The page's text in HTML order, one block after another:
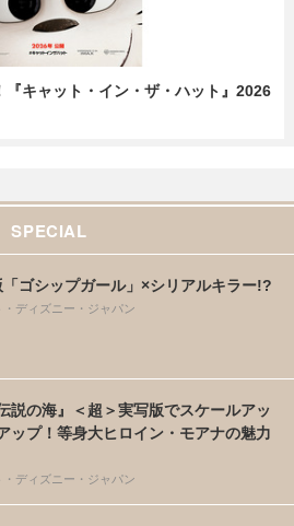
『キャット・イン・ザ・ハット』2026
SPECIAL
ゴシップガール」×シリアルキラー!?
ディズニー・ジャパン
説の海』＜超＞実写版でスケールアッ
ップ！等身大ヒロイン・モアナの魅力
ディズニー・ジャパン